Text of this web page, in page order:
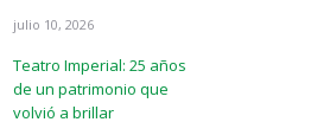
julio 10, 2026
Teatro Imperial: 25 años
de un patrimonio que
volvió a brillar